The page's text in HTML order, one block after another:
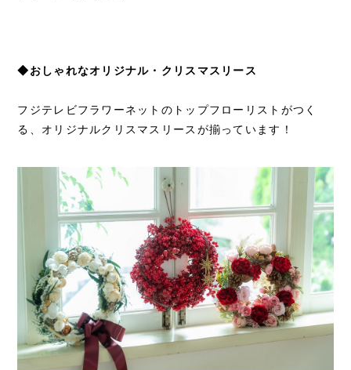
◆おしゃれなオリジナル・クリスマスリース
フジテレビフラワーネットのトップフローリストがつく
る、オリジナルクリスマスリースが揃っています！